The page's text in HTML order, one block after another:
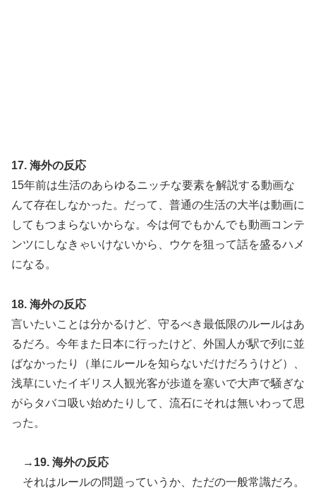
17. 海外の反応
15年前は生活のあらゆるニッチな要素を解説する動画な
んて存在しなかった。だって、普通の生活の大半は動画に
してもつまらないからな。今は何でもかんでも動画コンテ
ンツにしなきゃいけないから、ウケを狙って話を盛るハメ
になる。
18. 海外の反応
言いたいことは分かるけど、守るべき最低限のルールはあ
るだろ。今年また日本に行ったけど、外国人が駅で列に並
ばなかったり（単にルールを知らないだけだろうけど）、
浅草にいたイギリス人観光客が歩道を塞いで大声で騒ぎな
がらタバコ吸い始めたりして、流石にそれは無いわって思
った。
→19. 海外の反応
それはルールの問題っていうか、ただの一般常識だろ。